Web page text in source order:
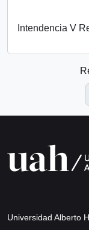
Intendencia V
Universidad Alberto